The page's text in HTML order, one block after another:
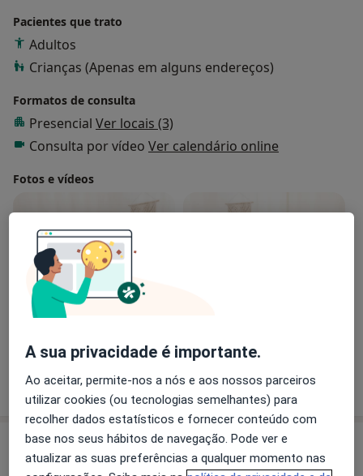
Pacientes que trato
Adultos
Crianças (Apenas em alguns endereços)
Formatos de consulta
Presencial Ver locais (3)
Consulta por vídeo Ver calendário online
Fotos e vídeos
Mostrar mais detalhes
sobre a experiência
Serviços e preços
A sua privacidade é importante.
Ao aceitar, permite-nos a nós e aos nossos parceiros
utilizar cookies (ou tecnologias semelhantes) para
recolher dados estatísticos e fornecer conteúdo com
base nos seus hábitos de navegação. Pode ver e
atualizar as suas preferências a qualquer momento nas